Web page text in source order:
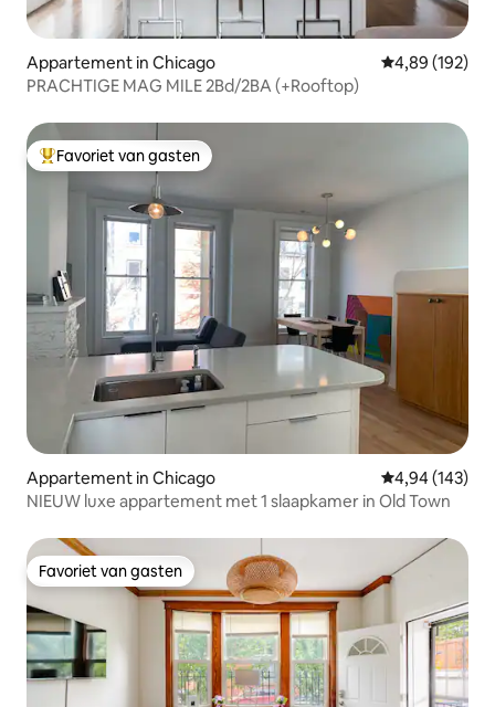
Appartement in Chicago Gemiddelde
4,89 (192)
PRACHTIGE MAG MILE 2Bd/2BA (+Rooftop)
Topfavoriet van gasten
Favoriet van gasten
Appartement in Chicago Gemiddelde
4,94 (143)
NIEUW luxe appartement met 1 slaapkamer in Old Town
Favoriet van gasten
Favoriet van gasten